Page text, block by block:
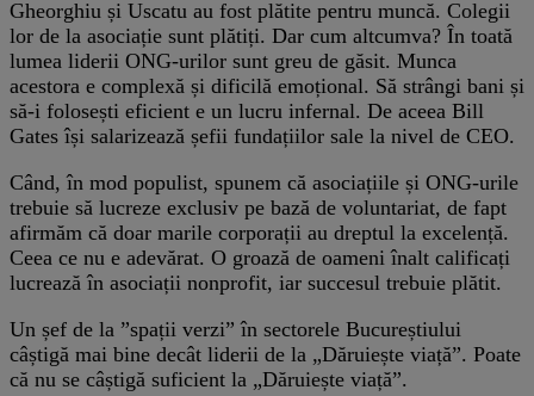
Gheorghiu și Uscatu au fost plătite pentru muncă. Colegii
lor de la asociație sunt plătiți. Dar cum altcumva? În toată
lumea liderii ONG-urilor sunt greu de găsit. Munca
acestora e complexă și dificilă emoțional. Să strângi bani și
să-i folosești eficient e un lucru infernal. De aceea Bill
Gates își salarizează șefii fundațiilor sale la nivel de CEO.
Când, în mod populist, spunem că asociațiile și ONG-urile
trebuie să lucreze exclusiv pe bază de voluntariat, de fapt
afirmăm că doar marile corporații au dreptul la excelență.
Ceea ce nu e adevărat. O groază de oameni înalt calificați
lucrează în asociații nonprofit, iar succesul trebuie plătit.
Un șef de la ”spații verzi” în sectorele Bucureștiului
câștigă mai bine decât liderii de la „Dăruiește viață”. Poate
că nu se câștigă suficient la „Dăruiește viață”.